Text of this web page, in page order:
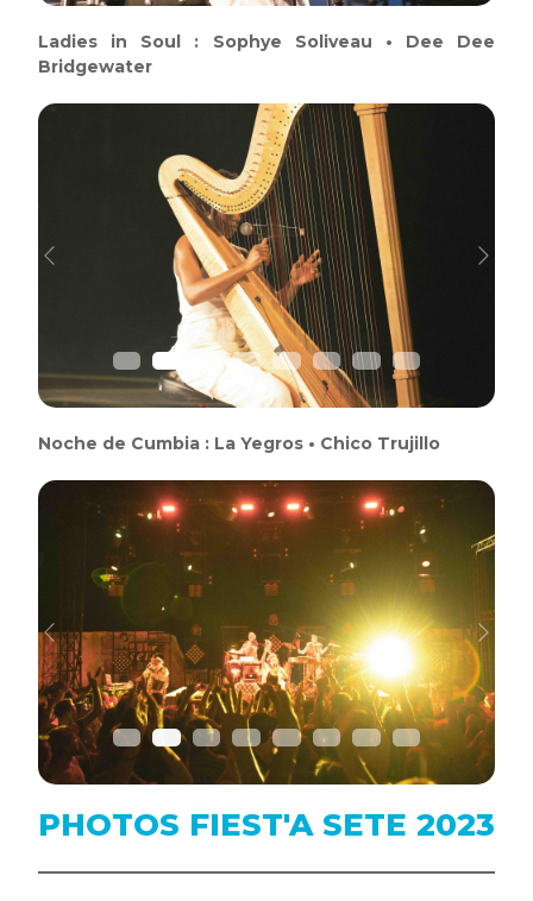
Ladies in Soul : Sophye Soliveau • Dee Dee
Bridgewater
Previous Next
Noche de Cumbia : La Yegros • Chico Trujillo
Previous Next
PHOTOS FIEST'A SETE 2023